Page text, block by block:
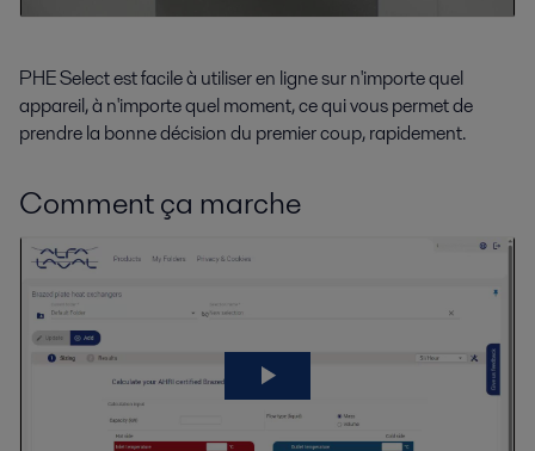
PHE Select est facile à utiliser en ligne sur n'importe quel
appareil, à n'importe quel moment, ce qui vous permet de
prendre la bonne décision du premier coup, rapidement.
Comment ça marche